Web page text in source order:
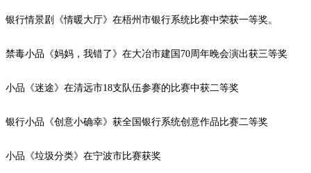
银行情景剧《情暖大厅》在梧州市银行系统比赛中荣获一等奖。
禁毒小品《妈妈，我错了》在大冶市建国 70周年晚会演出获三等奖
小品《迷途》在清远市18支队伍参赛的比赛中获二等奖
银行小品《创意小确幸》获全国银行系统创意作品比赛二等奖
小品《垃圾分类》在宁波市比赛获奖